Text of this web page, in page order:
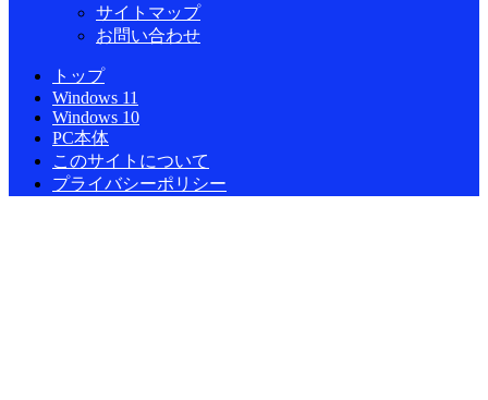
サイトマップ
お問い合わせ
トップ
Windows 11
Windows 10
PC本体
このサイトについて
プライバシーポリシー